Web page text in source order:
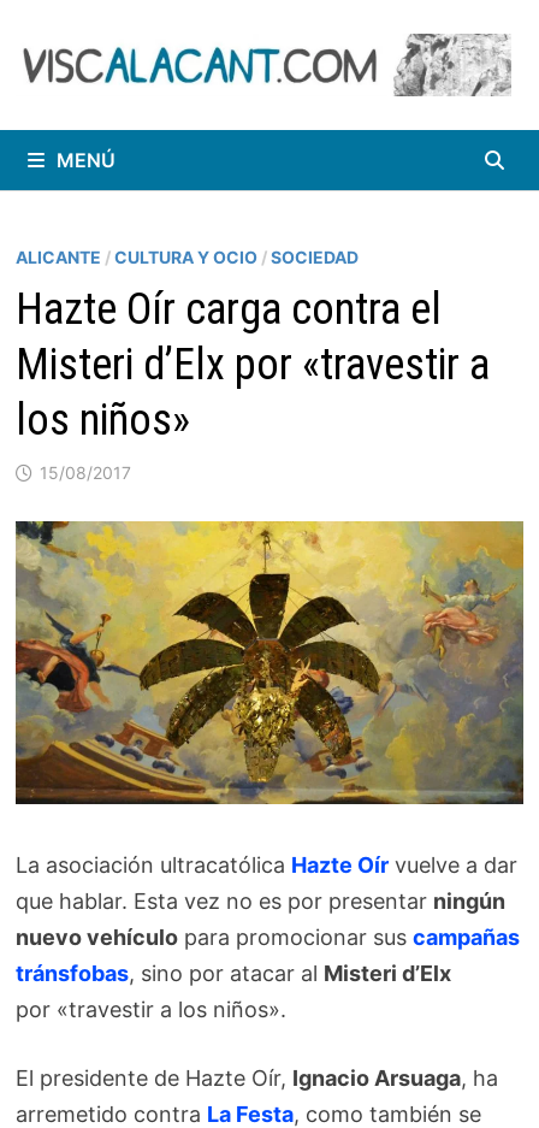
contenido
MENÚ
ALICANTE /CULTURA Y OCIO /SOCIEDAD
Hazte Oír carga contra el
Misteri d’Elx por «travestir a
los niños»
15/08/2017
La asociación ultracatólica Hazte Oír vuelve a dar
que hablar. Esta vez no es por presentar ningún
nuevo vehículo para promocionar suscampañas
tránsfobas, sino por atacar al Misteri d’Elx
por «travestir a los niños».
El presidente de Hazte Oír, Ignacio Arsuaga, ha
arremetido contra La Festa, como también se